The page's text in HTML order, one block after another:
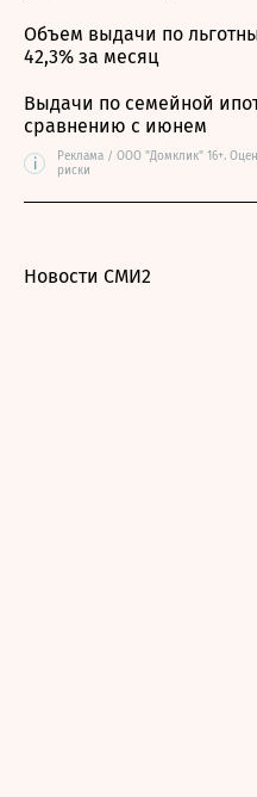
Объем выдачи по
42,3% за месяц
Выдачи по семейной
сравнению с июнем
i
Реклама / ООО "Домклик" 16+.
риски
Новости СМИ2